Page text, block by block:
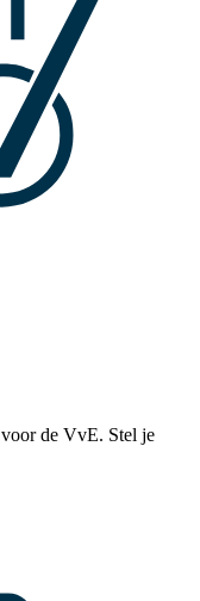
de VvE. Stel je